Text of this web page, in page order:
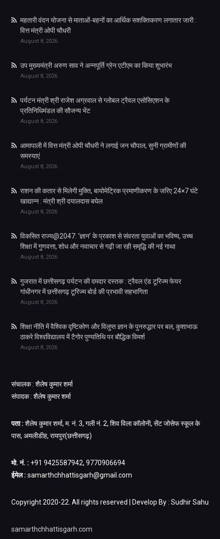
महतारी वंदन योजना से माताओं-बहनों का आर्थिक सशक्तिकरण लगातार जारी :
वित्त मंत्री ओपी चौधरी
August 8, 2026
उप मुख्यमंत्री अरुण साव ने अन्नपूर्ति ग्रेन एटीएम का किया शुभारंभ
August 8, 2026
पर्यटन मंत्री श्री राजेश अग्रवाल से ग्लोबल ट्रैवल एसोसिएशन के
प्रतिनिधिमंडल की सौजन्य भेंट
August 8, 2026
आमापाली में वित्त मंत्री ओपी चौधरी ने लगाई जन चौपाल, सुनी ग्रामीणों की
समस्याएं
August 8, 2026
राशन की कतार से मिलेगी मुक्ति, बायोमेट्रिक प्रमाणीकरण के जरिए 24×7 घंटे
खाद्यान्न : मंत्री श्री दयालदास बघेल
August 8, 2026
विकसित राज्य@2047: ‘ज्ञान’ के प्रकाश से संवरता युवाओं का भविष्य, उच्च
शिक्षा में गुणवत्ता, शोध और नवाचार से गढ़ी जा रही समृद्धि की नई गाथा
August 8, 2026
गुजरात में छत्तीसगढ़ पर्यटन की दमदार दस्तक : ट्रैवल एंड टूरिज्म फेयर
गांधीनगर में छत्तीसगढ़ टूरिज्म बोर्ड की प्रभावी सहभागिता
August 8, 2026
शिक्षा नीति में वैश्विक दृष्टिकोण और विलुप्त ज्ञान के पुनरुद्धार पर बल, कुशाभाऊ
ठाकरे विश्वविद्यालय में टैगोर पुण्यतिथि पर बौद्धिक विमर्श
August 8, 2026
संचालक : शैलेष कुमार शर्मा
संपादक : शैलेष कुमार शर्मा
पता : शैलेष कुमार शर्मा, म. नं. 3, गली नं. 2, शिव विला कॉलोनी, सेंट जोसेफ स्कूल के
पास, अमलीडीह, रायपुर(छत्तीसगढ़)
मो. नं. : +91 9425587942, 9770906694
ईमेल : samarthchhattisgarh@gmail.com
Copyright 2020-22. All rights reserved | Develop By : Sudhir Sahu
samarthchhattisgarh.com